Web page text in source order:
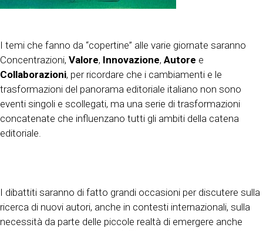
I temi che fanno da “copertine” alle varie giornate saranno
Concentrazioni, Valore, Innovazione, Autore e
Collaborazioni, per ricordare che i cambiamenti e le
trasformazioni del panorama editoriale italiano non sono
eventi singoli e scollegati, ma una serie di trasformazioni
concatenate che influenzano tutti gli ambiti della catena
editoriale.
I dibattiti saranno di fatto grandi occasioni per discutere sulla
ricerca di nuovi autori, anche in contesti internazionali, sulla
necessità da parte delle piccole realtà di emergere anche